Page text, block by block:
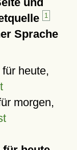
1
Sprache
heute,
morgen,